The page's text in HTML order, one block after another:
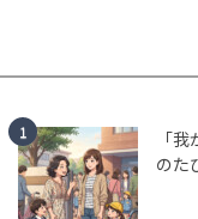
「飯
「
のた